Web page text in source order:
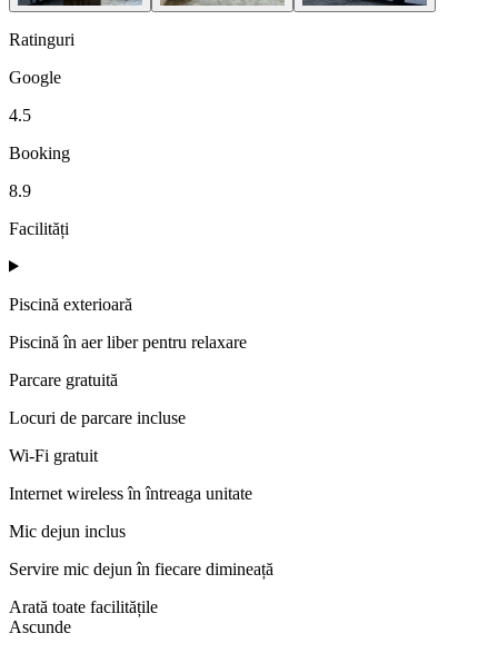
Ratinguri
Google
4.5
Booking
8.9
Facilități
Piscină exterioară
Piscină în aer liber pentru relaxare
Parcare gratuită
Locuri de parcare incluse
Wi-Fi gratuit
Internet wireless în întreaga unitate
Mic dejun inclus
Servire mic dejun în fiecare dimineață
Arată toate facilitățile
Ascunde